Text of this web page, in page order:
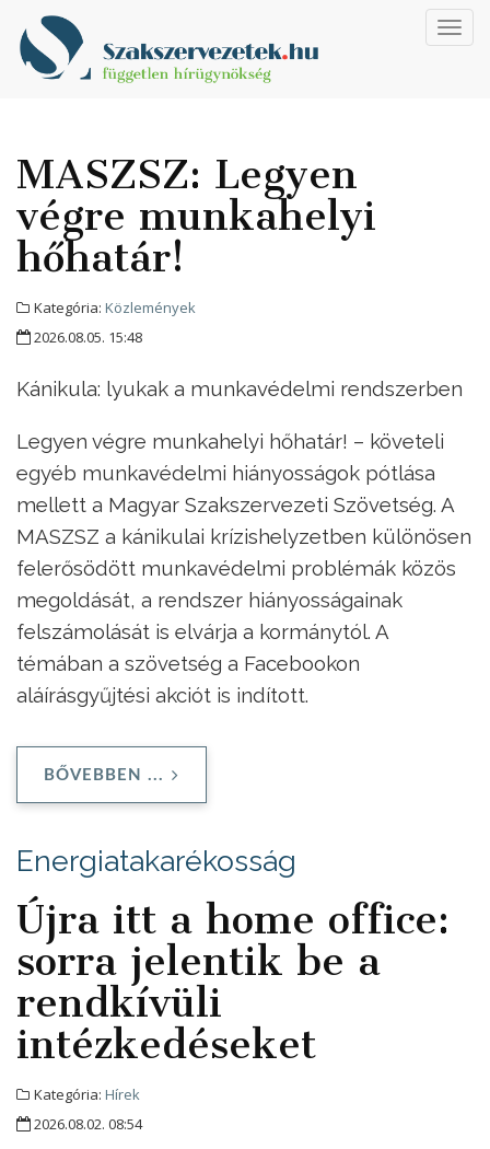
MASZSZ: Legyen
végre munkahelyi
hőhatár!
Kategória: Közlemények
2026.08.05. 15:48
Kánikula: lyukak a munkavédelmi rendszerben
Legyen végre munkahelyi hőhatár! – követeli
egyéb munkavédelmi hiányosságok pótlása
mellett a Magyar Szakszervezeti Szövetség. A
MASZSZ a kánikulai krízishelyzetben különösen
felerősödött munkavédelmi problémák közös
megoldását, a rendszer hiányosságainak
felszámolását is elvárja a kormánytól. A
témában a szövetség a Facebookon
aláírásgyűjtési akciót is indított.
BŐVEBBEN ...
Energiatakarékosság
Újra itt a home office:
sorra jelentik be a
rendkívüli
intézkedéseket
Kategória: Hírek
2026.08.02. 08:54